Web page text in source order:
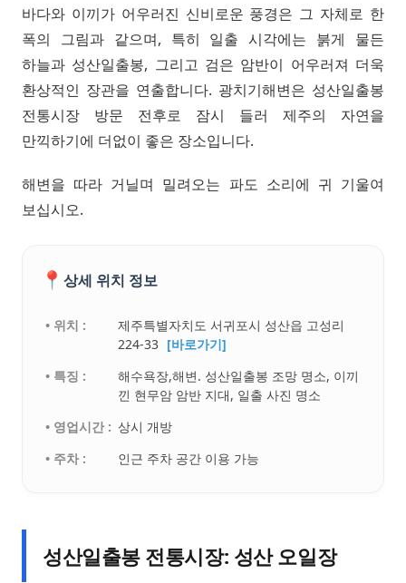
바다와 이끼가 어우러진 신비로운 풍경은 그 자체로 한
폭의 그림과 같으며, 특히 일출 시각에는 붉게 물든
하늘과 성산일출봉, 그리고 검은 암반이 어우러져 더욱
환상적인 장관을 연출합니다. 광치기해변은 성산일출봉
전통시장 방문 전후로 잠시 들러 제주의 자연을
만끽하기에 더없이 좋은 장소입니다.
해변을 따라 거닐며 밀려오는 파도 소리에 귀 기울여
보십시오.
📍 상세 위치 정보
• 위치 :
제주특별자치도 서귀포시 성산읍 고성리
224-33 [바로가기]
• 특징 :
해수욕장,해변. 성산일출봉 조망 명소, 이끼
낀 현무암 암반 지대, 일출 사진 명소
• 영업시간 : 상시 개방
• 주차 :
인근 주차 공간 이용 가능
성산일출봉 전통시장: 성산 오일장